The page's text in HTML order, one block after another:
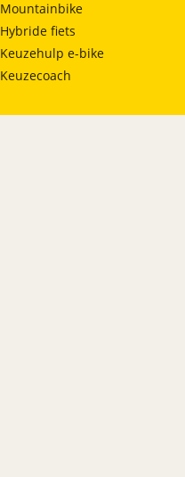
Mountainbike
Hybride fiets
Keuzehulp e-bike
Keuzecoach